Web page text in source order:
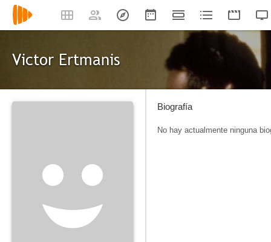
Victor Ertmanis
Biografía
No hay actualmente ninguna